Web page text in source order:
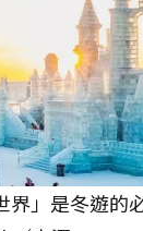
界」是冬遊的